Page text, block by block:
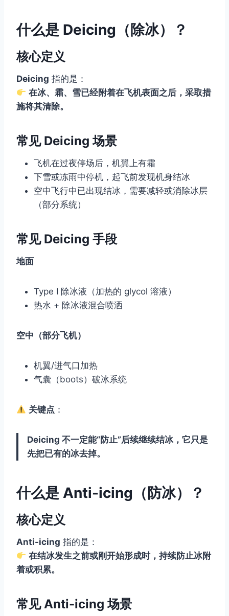
什么是 Deicing（除冰）？
核心定义
Deicing 指的是：
在冰、霜、雪已经附着在飞机表面之后，采取措
施将其清除。
常见 Deicing 场景
飞机在过夜停场后，机翼上有霜
下雪或冻雨中停机，起飞前发现机身结冰
空中飞行中已出现结冰，需要减轻或消除冰层
（部分系统）
常见 Deicing 手段
地面
Type I 除冰液（加热的 glycol 溶液）
热水 + 除冰液混合喷洒
空中（部分飞机）
机翼/进气口加热
气囊（boots）破冰系统
关键点 ：
Deicing 不一定能“防止”后续继续结冰，它只是
先把已有的冰去掉。
什么是 Anti-icing（防冰）？
核心定义
Anti-icing 指的是：
在结冰发生之前或刚开始形成时，持续防止冰附
着或积累。
常见 Anti-icing 场景